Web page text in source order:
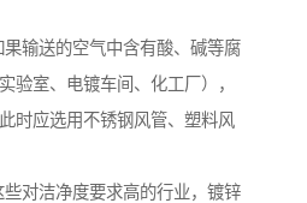
输送的空气中含有酸、碱等腐
验室、电镀车间、化工厂），
时应选用不锈钢风管、塑料风
对洁净度要求高的行业，镀锌